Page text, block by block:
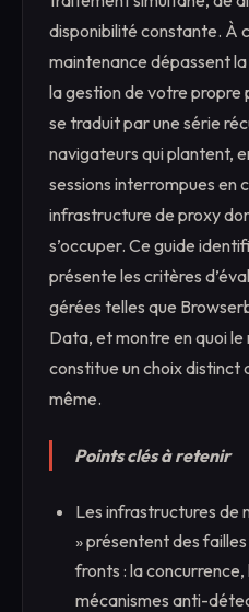
disponibilité constante. À
maintenance dépassent
la gestion de votre propre
se traduit par une série
navigateurs qui plantent,
sessions interrompues en
infrastructure de proxy
s’occuper. Ce guide
présente les critères
gérées telles que
Data, et montre en quoi le
constitue un choix distinct
même.
Points clés à retenir
Les infrastructures de
» présentent des
fronts : la
mécanismes anti-